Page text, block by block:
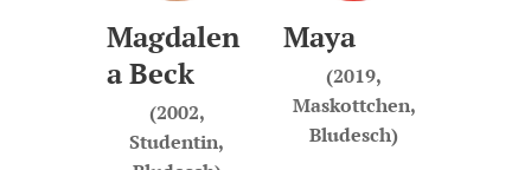
Magdalen
a Beck
(2002,
Studentin,
Maya
(2019,
Maskottchen,
Bludesch)